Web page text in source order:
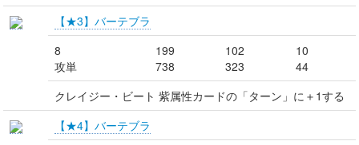
【★3】バーテブラ
8
攻単
199
738
102
323
10
44
クレイジー・ビート 紫属性カードの「ターン」に＋1する
【★4】バーテブラ